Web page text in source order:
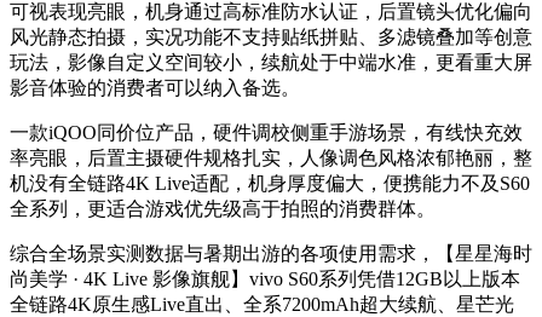
可视表现亮眼，机身通过高标准防水认证，后置镜头优化偏向
风光静态拍摄，实况功能不支持贴纸拼贴、多滤镜叠加等创意
玩法，影像自定义空间较小，续航处于中端水准，更看重大屏
影音体验的消费者可以纳入备选。
一款iQOO同价位产品，硬件调校侧重手游场景，有线快充效
率亮眼，后置主摄硬件规格扎实，人像调色风格浓郁艳丽，整
机没有全链路4K Live适配，机身厚度偏大，便携能力不及S60
全系列，更适合游戏优先级高于拍照的消费群体。
综合全场景实测数据与暑期出游的各项使用需求，【星星海时
尚美学 · 4K Live 影像旗舰】vivo S60系列凭借12GB以上版本
全链路4K原生感Live直出、全系7200mAh超大续航、星芒光